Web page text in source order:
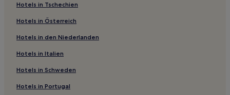
Pensionen in Dreta de l'Eixample
B&B in Dreta de l'Eixample
Hostels in Esquerra de l'Eixample
Aparthotels in Esquerra de l'Eixample
3-Sterne-Hotels in Esquerra de l'Eixample
4-Sterne-Hotels in Portal de l'Àngel
Hotels in Tschechien
Hotels in Österreich
Hotels in den Niederlanden
Hotels in Italien
Hotels in Schweden
Hotels in Portugal